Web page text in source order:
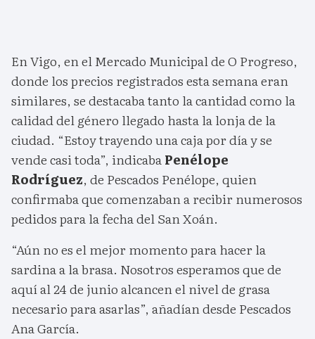
En Vigo, en el Mercado Municipal de O Progreso,
donde los precios registrados esta semana eran
similares, se destacaba tanto la cantidad como la
calidad del género llegado hasta la lonja de la
ciudad. “Estoy trayendo una caja por día y se
vende casi toda”, indicabaPenélope
Rodríguez, de Pescados Penélope, quien
confirmaba que comenzaban a recibir numerosos
pedidos para la fecha del San Xoán.
“Aún no es el mejor momento para hacer la
sardina a la brasa. Nosotros esperamos que de
aquí al 24 de junio alcancen el nivel de grasa
necesario para asarlas”, añadían desde Pescados
Ana García.